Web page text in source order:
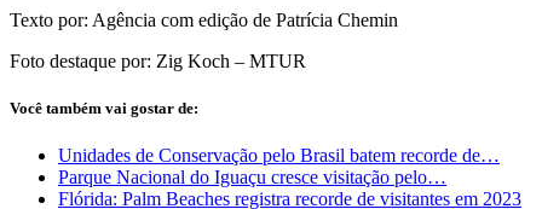
Texto por: Agência com edição de Patrícia Chemin
Foto destaque por: Zig Koch – MTUR
Você também vai gostar de:
Unidades de Conservação pelo Brasil batem recorde de…
Parque Nacional do Iguaçu cresce visitação pelo…
Flórida: Palm Beaches registra recorde de visitantes em 2023